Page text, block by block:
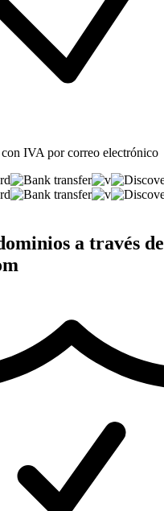
IVA por correo electrónico
a través de